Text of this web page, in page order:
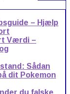
– Hjælp
Værdi –
Sådan
dit Pokemon
du falske